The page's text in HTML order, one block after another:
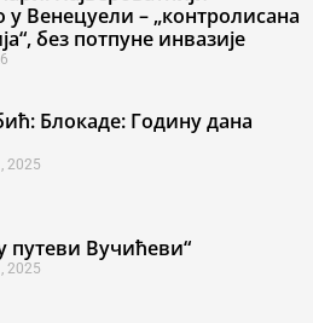
у Венецуели – „контролисана
без потпуне инвазије
Блокаде: Годину дана
2025
путеви Вучићеви“
2025